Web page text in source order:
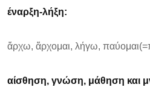
έναρξη-λήξη:
ἄρχω, ἄρχομαι, λήγω,
αίσθηση, γνώση, μάθηση και